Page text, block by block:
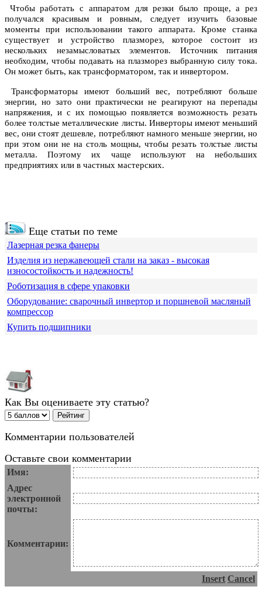
Чтобы работать с аппаратом для резки было проще, а рез
получался красивым и ровным, следует изучить базовые
моменты при использовании такого аппарата. Кроме станка
существует и устройство плазморез, которое состоит из
нескольких незамысловатых элементов. Источник питания
необходим, чтобы подавать на плазморез выбранную силу тока.
Он может быть, как трансформатором, так и инвертором.
Трансформаторы имеют больший вес, потребляют больше
энергии, но зато они практически не реагируют на перепады
напряжения, и с их помощью появляется возможность резать
более толстые металлические листы. Инверторы имеют меньший
вес, они стоят дешевле, потребляют намного меньше энергии, но
при этом они не на столь мощны, чтобы резать толстые листы
металла. Поэтому их чаще используют на небольших
предприятиях или в частных мастерских.
Еще статьи по теме
Лазерная резка фанеры
Изделия из нержавеющей стали на заказ - высокая
износостойкость и надежность!
Роботизация в сфере упаковки
Оборудование: сварочный инвертор и поршневой масляный
компрессор
Купить подшипники
Как Вы оцениваете эту статью?
Комментарии пользователей
Оставьте свои комментарии
Имя:
Адрес
электронной
почты:
Комментарии:
Insert Cancel